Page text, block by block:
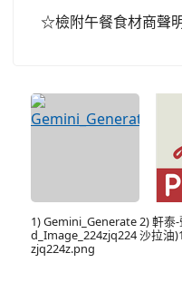
☆檢附午餐食材商聲
1) Gemini_Generate
d_Image_224zjq224
zjq224z.png
2) 軒泰
沙拉油